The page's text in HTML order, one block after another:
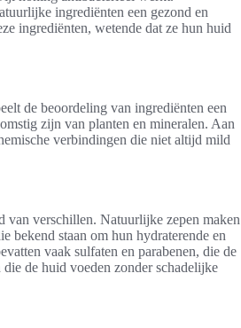
ingrediënten een gezond en
ingrediënten, wetende dat ze hun huid
de beoordeling van ingrediënten een
zijn van planten en mineralen. Aan
verbindingen die niet altijd mild
van verschillen. Natuurlijke zepen maken
bekend staan om hun hydraterende en
vaak sulfaten en parabenen, die de
de huid voeden zonder schadelijke